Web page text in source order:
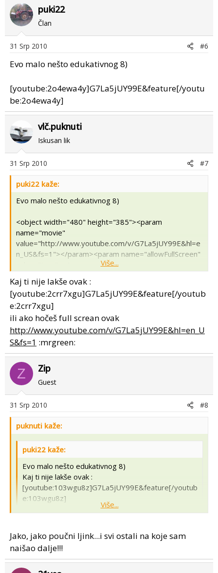
puki22
Član
31 Srp 2010 #6
Evo malo nešto edukativnog 8)
[youtube:2o4ewa4y]G7La5jUY99E&feature[/youtu
be:2o4ewa4y]
vlč.puknuti
Iskusan lik
31 Srp 2010 #7
puki22 kaže:
Evo malo nešto edukativnog 8)
<object width="480" height="385"><param
name="movie"
value="http://www.youtube.com/v/G7La5jUY99E&hl=e
n_US&fs=1"></param><param name="allowFullScreen"
value="true"></param><param
<embed
src="http://www.youtube.com/v/G7La5jUY99E&hl=en_
US&fs=1" type="application/x-shockwave-flash"
allowscriptaccess="always" allowfullscreen="true"
width="480" height="385"></embed></object>
Više...
Kaj ti nije lakše ovak :
[youtube:2crr7xgu]G7La5jUY99E&feature[/youtub
e:2crr7xgu]
ili ako hočeš full screan ovak
http://www.youtube.com/v/G7La5jUY99E&hl=en_U
S&fs=1 :mrgreen:
Z Zip
Guest
31 Srp 2010 #8
puknuti kaže:
puki22 kaže:
Evo malo nešto edukativnog 8)
Kaj ti nije lakše ovak :
[youtube:103wgu8z]G7La5jUY99E&feature[/youtub
e:103wgu8z]
ili ako hočeš full screan ovak
Više...
Jako, jako poučni ljink...i svi ostali na koje sam
naišao dalje!!!